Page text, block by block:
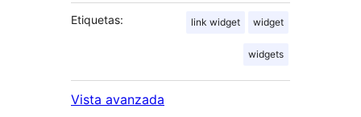
Etiquetas: link widget widget
widgets
Vista avanzada